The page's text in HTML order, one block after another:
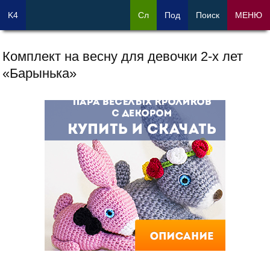
Комплект на весну для девочки 2-х лет
«Барынька»
K4 Сл Под Поиск МЕНЮ